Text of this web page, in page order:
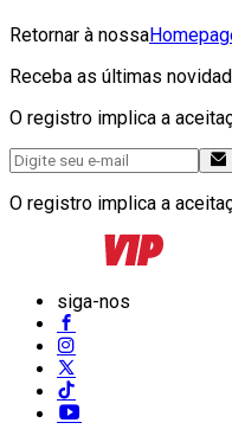
Retornar à nossa
Receba as últimas
O registro implica a
O registro implica a
siga-nos